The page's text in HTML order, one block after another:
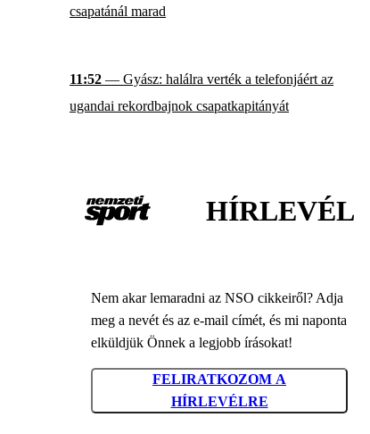
csapatánál marad
11:52 — Gyász: halálra verték a telefonjáért az
ugandai rekordbajnok csapatkapitányát
HÍRLEVÉL
Nem akar lemaradni az NSO cikkeiről? Adja
meg a nevét és az e-mail címét, és mi naponta
elküldjük Önnek a legjobb írásokat!
FELIRATKOZOM A
HÍRLEVÉLRE